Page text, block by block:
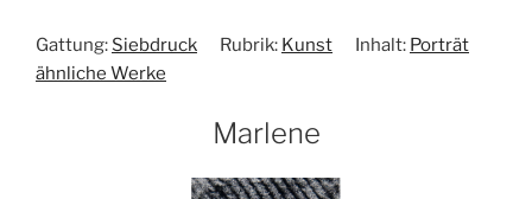
Gattung: Siebdruck Rubrik: Kunst Inhalt: Porträt
ähnliche Werke
Marlene